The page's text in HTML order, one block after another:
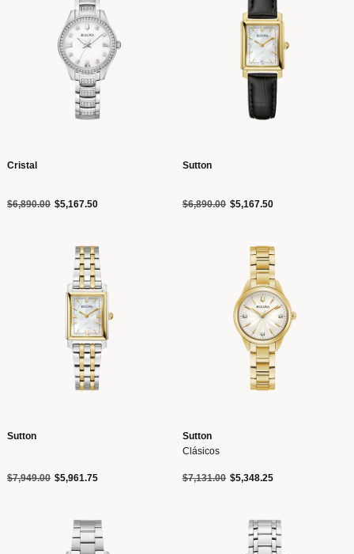
Cristal
Precio reducido de
$6,890.00a$5,167.50
Sutton
Precio reducido de
$6,890.00a$5,167.50
Sutton
Precio reducido de
$7,949.00a$5,961.75
Sutton
Clásicos
Precio reducido de
$7,131.00a$5,348.25